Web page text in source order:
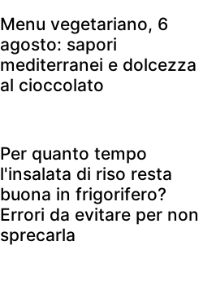
Menu vegetariano, 6
agosto: sapori
mediterranei e dolcezza
al cioccolato
Per quanto tempo
l'insalata di riso resta
buona in frigorifero?
Errori da evitare per non
sprecarla